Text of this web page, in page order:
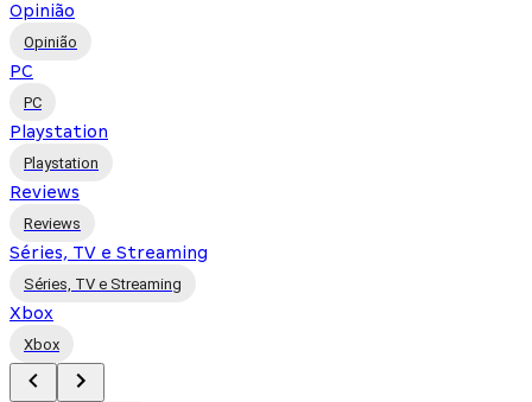
Opinião
Opinião
PC
PC
Playstation
Playstation
Reviews
Reviews
Séries, TV e Streaming
Séries, TV e Streaming
Xbox
Xbox